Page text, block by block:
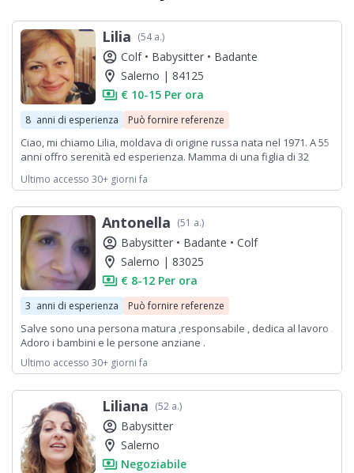
Lilia (54 a.)
account_circle Colf • Babysitter • Badante
location_on Salerno | 84125
payments € 10-15 Per ora
8 anni di esperienza Può fornire referenze
Ciao, mi chiamo Lilia, moldava di origine russa nata nel 1971. A 55
anni offro serenità ed esperienza. Mamma di una figlia di 32
bambini. Da quasi 10 anni lavoro come colf e dama di compagnia,
della casa. Amo gli animali e sono una maga con le piante e il
giardinaggio. Persona calma, puntuale, onesta e dedita, cerco
una famiglia da supportare con cura e rispetto.
Ultimo accesso 30+ giorni fa
Antonella (51 a.)
account_circle Babysitter • Badante • Colf
location_on Salerno | 83025
payments € 8-12 Per ora
3 anni di esperienza Può fornire referenze
Salve sono una persona matura ,responsabile , dedica al lavoro .
Adoro i bambini e le persone anziane .
Ultimo accesso 30+ giorni fa
Liliana (52 a.)
account_circle Babysitter
location_on Salerno
payments Negoziabile